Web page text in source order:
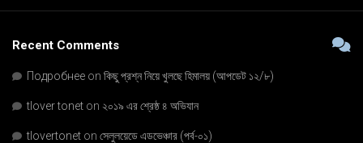
Recent Comments
Подробнее on কিছু প্রশ্ন নিয়ে খুলছে হিমালয় (আপডেট ১২/৮)
tlover tonet on ২০১৯ এর শ্রেষ্ঠ ৪ অভিযান
tlovertonet on সেলুলয়েডে এডভেঞ্চার (পর্ব-০১)